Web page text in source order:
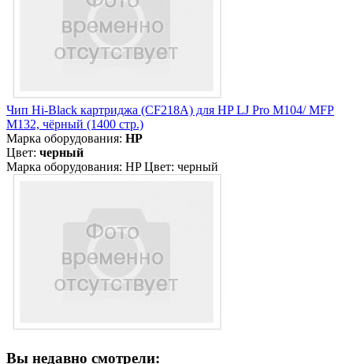
Чип Hi-Black картриджа (CF218A) для HP LJ Pro M104/ MFP
M132, чёрный (1400 стр.)
Марка оборудования: HP
Цвет: черный
Марка оборудования: HP Цвет: черный
Вы недавно смотрели: